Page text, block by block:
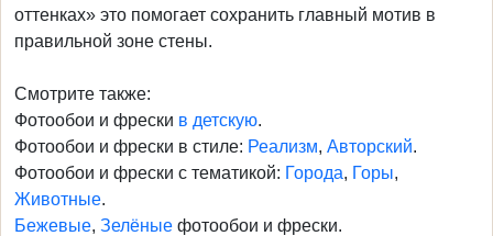
оттенках» это помогает сохранить главный мотив в
правильной зоне стены.
Смотрите также:
Фотообои и фрески в детскую.
Фотообои и фрески в стиле: Реализм, Авторский.
Фотообои и фрески с тематикой: Города, Горы,
Животные.
Бежевые, Зелёные фотообои и фрески.